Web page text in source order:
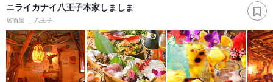
ニライカナイ八王子本家しましま
居酒屋 八王子